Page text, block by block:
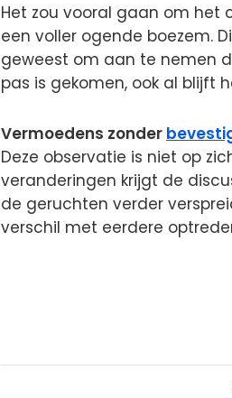
Het zou vooral gaan om het
een voller ogende boezem.
geweest om aan te nemen
pas is gekomen, ook al blijft
Vermoedens zonder
Deze observatie is niet op
veranderingen krijgt de
de geruchten verder
verschil met eerdere